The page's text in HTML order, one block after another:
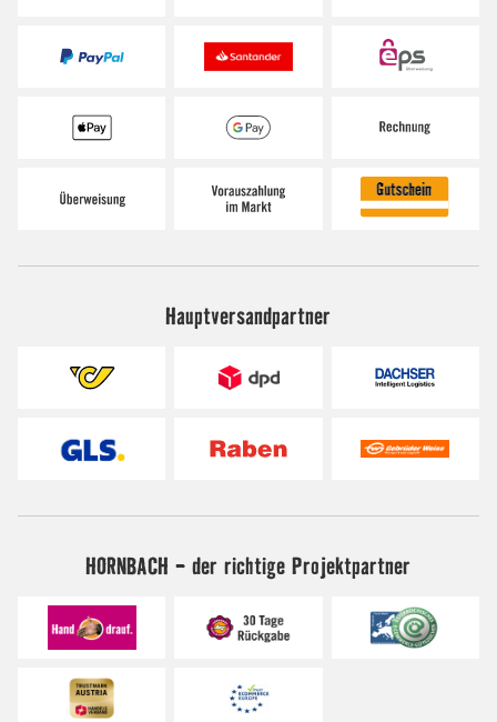
Hauptversandpartner
HORNBACH - der richtige Projektpartner